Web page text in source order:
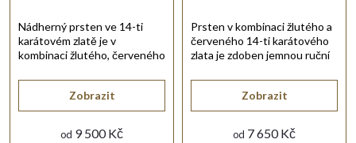
p
r
o
od 9 500 Kč
Zobrazit
Nádherný prsten ve 14-ti
karátovém zlatě je v
kombinaci žlutého, červeného
od 7 650 Kč
Zobrazit
Prsten v kombinaci žlutého a
červeného 14-ti karátového
zlata je zdoben jemnou ruční